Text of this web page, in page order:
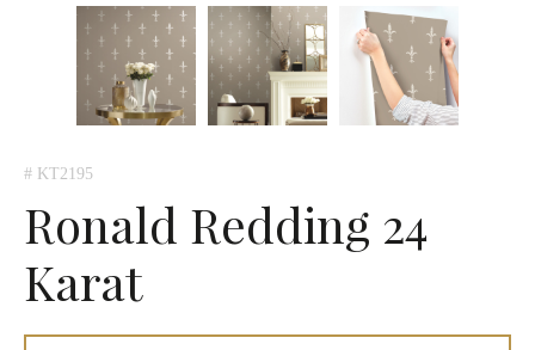
# KT2195
Ronald Redding 24
Karat